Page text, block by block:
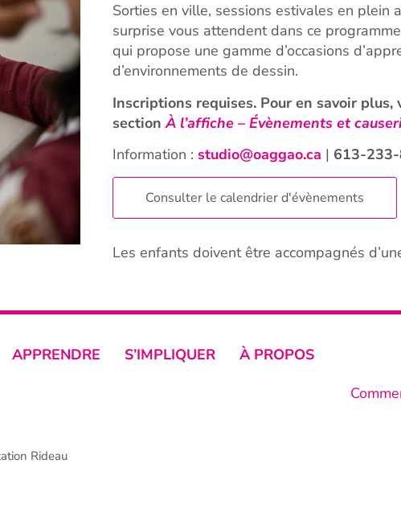
Sorties en ville, sessions estivales en plein
surprise vous attendent dans ce
qui propose une gamme d’occasions
d’environnements de dessin.
Inscriptions requises. Pour en savoir
sectionÀ l’affiche – Évènements et
Information : studio@oaggao.ca | 613-
Consulter le calendrier d'évènements
Les enfants doivent être accompagnés
APPRENDRE S’IMPLIQUER
À PROPOS
Rideau